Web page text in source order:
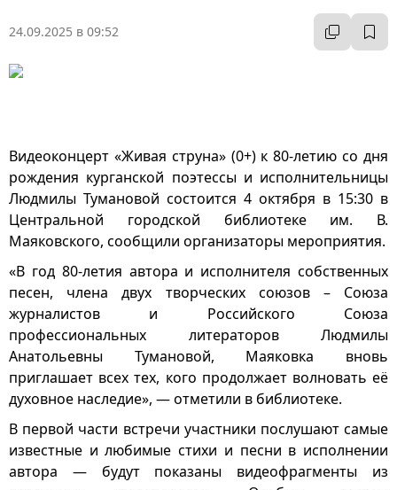
24.09.2025 в 09:52
Видеоконцерт «Живая струна» (0+) к 80-летию со дня
рождения курганской поэтессы и исполнительницы
Людмилы Тумановой состоится 4 октября в 15:30 в
Центральной городской библиотеке им. В.
Маяковского, сообщили организаторы мероприятия.
«В год 80-летия автора и исполнителя собственных
песен, члена двух творческих союзов – Союза
журналистов и Российского Союза
профессиональных литераторов Людмилы
Анатольевны Тумановой, Маяковка вновь
приглашает всех тех, кого продолжает волновать её
духовное наследие», — отметили в библиотеке.
В первой части встречи участники послушают самые
известные и любимые стихи и песни в исполнении
автора — будут показаны видеофрагменты из